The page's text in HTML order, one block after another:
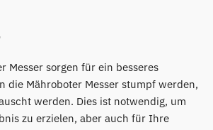
Messer sorgen für ein besseres
die Mähroboter Messer stumpf werden,
werden. Dies ist notwendig, um
zu erzielen, aber auch für Ihre